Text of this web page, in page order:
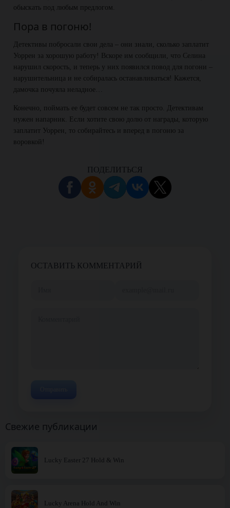
обыскать под любым предлогом.
Пора в погоню!
Детективы побросали свои дела – они знали, сколько заплатит
Уоррен за хорошую работу! Вскоре им сообщили, что Селина
нарушил скорость, и теперь у них появился повод для погони –
нарушительница и не собиралась останавливаться! Кажется,
дамочка почуяла неладное…
Конечно, поймать ее будет совсем не так просто. Детективам
нужен напарник. Если хотите свою долю от награды, которую
заплатит Уоррен, то собирайтесь и вперед в погоню за
воровкой!
ПОДЕЛИТЬСЯ
ОСТАВИТЬ КОММЕНТАРИЙ
Свежие публикации
Lucky Easter 27 Hold & Win
Lucky Arena Hold And Win